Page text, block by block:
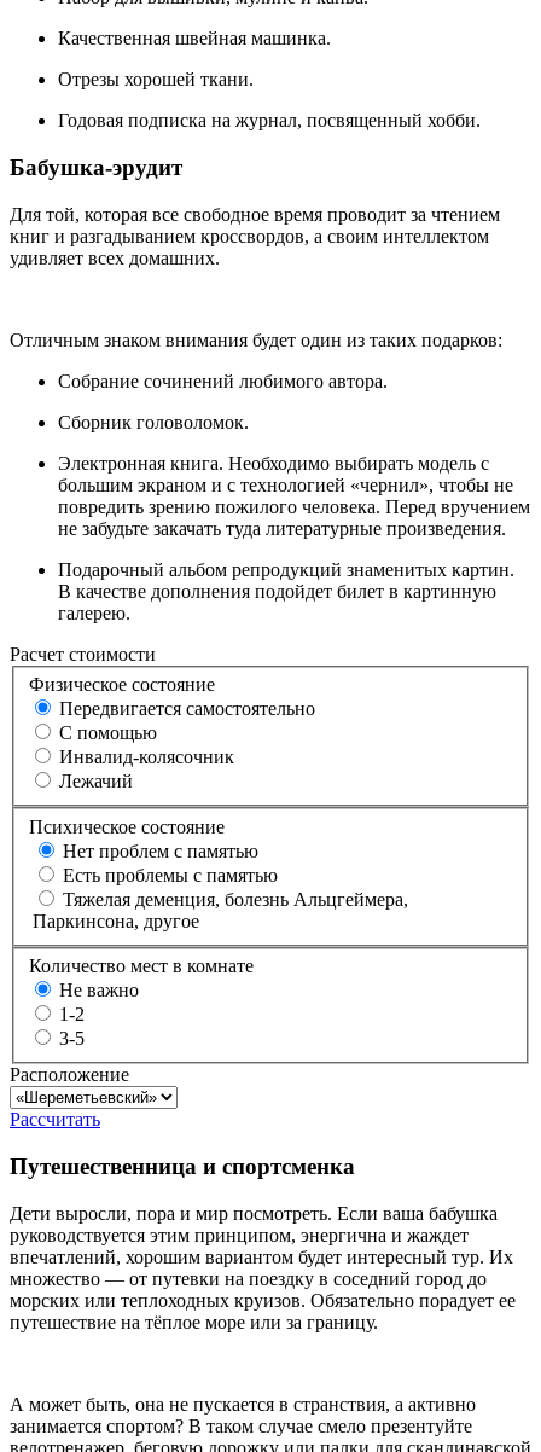
Качественная швейная машинка.
Отрезы хорошей ткани.
Годовая подписка на журнал, посвященный хобби.
Бабушка-эрудит
Для той, которая все свободное время проводит за чтением
книг и разгадыванием кроссвордов, а своим интеллектом
удивляет всех домашних.
Отличным знаком внимания будет один из таких подарков:
Собрание сочинений любимого автора.
Сборник головоломок.
Электронная книга. Необходимо выбирать модель с
большим экраном и с технологией «чернил», чтобы не
повредить зрению пожилого человека. Перед вручением
не забудьте закачать туда литературные произведения.
Подарочный альбом репродукций знаменитых картин.
В качестве дополнения подойдет билет в картинную
галерею.
Расчет стоимости
Физическое состояние
Передвигается самостоятельно
С помощью
Инвалид-колясочник
Лежачий
Психическое состояние
Нет проблем с памятью
Есть проблемы с памятью
Тяжелая деменция, болезнь Альцгеймера,
Паркинсона, другое
Количество мест в комнате
Не важно
1-2
3-5
Расположение
Рассчитать
Путешественница и спортсменка
Дети выросли, пора и мир посмотреть. Если ваша бабушка
руководствуется этим принципом, энергична и жаждет
впечатлений, хорошим вариантом будет интересный тур. Их
множество — от путевки на поездку в соседний город до
морских или теплоходных круизов. Обязательно порадует ее
путешествие на тёплое море или за границу.
А может быть, она не пускается в странствия, а активно
занимается спортом? В таком случае смело презентуйте
велотренажер, беговую дорожку или палки для скандинавской